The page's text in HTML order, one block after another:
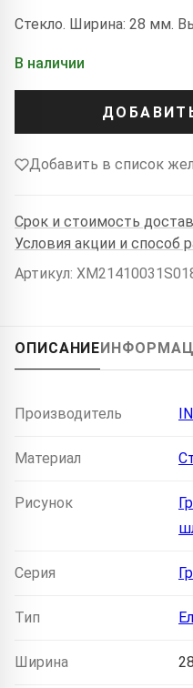
Стекло. Ширина: 28 мм.
В наличии
Добавить в список
Срок и стоимость
Условия акции и способ
Артикул:
ОПИСАНИЕ
Производитель
Материал
Рисунок
Серия
Тип
Ширина